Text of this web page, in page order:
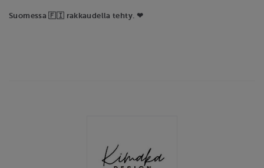
Suomessa 🇫🇮 rakkaudella tehty. ❤